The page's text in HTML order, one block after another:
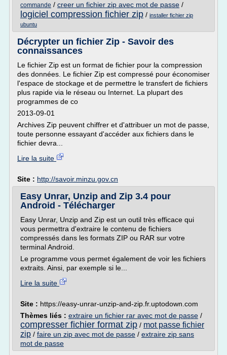
commande / creer un fichier zip avec mot de passe /
logiciel compression fichier zip / installer fichier zip
ubuntu
Décrypter un fichier Zip - Savoir des
connaissances
Le fichier Zip est un format de fichier pour la compression
des données. Le fichier Zip est compressé pour économiser
l'espace de stockage et de permettre le transfert de fichiers
plus rapide via le réseau ou Internet. La plupart des
programmes de co
2013-09-01
Archives Zip peuvent chiffrer et d'attribuer un mot de passe,
toute personne essayant d'accéder aux fichiers dans le
fichier devra...
Lire la suite
Site : http://savoir.minzu.gov.cn
Easy Unrar, Unzip and Zip 3.4 pour
Android - Télécharger
Easy Unrar, Unzip and Zip est un outil très efficace qui
vous permettra d'extraire le contenu de fichiers
compressés dans les formats ZIP ou RAR sur votre
terminal Android.
Le programme vous permet également de voir les fichiers
extraits. Ainsi, par exemple si le...
Lire la suite
Site : https://easy-unrar-unzip-and-zip.fr.uptodown.com
Thèmes liés : extraire un fichier rar avec mot de passe /
compresser fichier format zip / mot passe fichier
zip / faire un zip avec mot de passe / extraire zip sans
mot de passe